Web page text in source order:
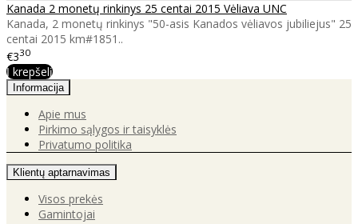
Kanada 2 monetų rinkinys 25 centai 2015 Vėliava UNC
Kanada, 2 monetų rinkinys "50-asis Kanados vėliavos jubiliejus" 25
centai 2015 km#1851..
€330
Į krepšelį
Informacija
Apie mus
Pirkimo sąlygos ir taisyklės
Privatumo politika
Klientų aptarnavimas
Visos prekės
Gamintojai